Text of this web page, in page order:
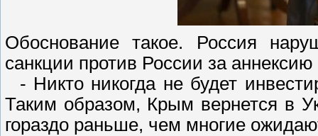
Обоснование такое. Россия
санкции против России за
- Никто никогда не будет
Таким образом, Крым вернется в
гораздо раньше, чем многие